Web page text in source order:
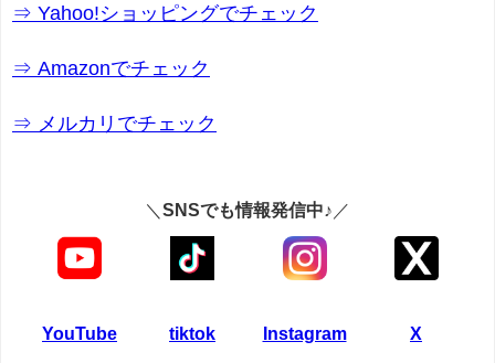
⇒ Yahoo!ショッピングでチェック
⇒ Amazonでチェック
⇒ メルカリでチェック
＼ SNSでも情報発信中♪ ／
YouTube tiktok Instagram X